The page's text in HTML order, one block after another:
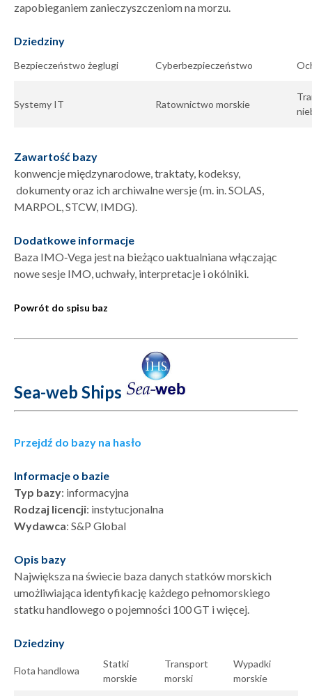
zapobieganiem zanieczyszczeniom na morzu.
Dziedziny
Bezpieczeństwo żeglugi Cyberbezpieczeństwo
Systemy IT Ratownictwo morskie
Zawartość bazy
konwencje międzynarodowe, traktaty, kodeksy,
dokumenty oraz ich archiwalne wersje (m. in. SOLAS,
MARPOL, STCW, IMDG).
Dodatkowe informacje
Baza IMO‑Vega jest na bieżąco uaktualniana włączając
nowe sesje IMO, uchwały, interpretacje i okólniki.
Powrót do spisu baz
Sea-web Ships
Przejdź do bazy na hasło
Informacje o bazie
Typ bazy: informacyjna
Rodzaj licencji: instytucjonalna
Wydawca: S&P Global
Opis bazy
Największa na świecie baza danych statków morskich
umożliwiająca identyfikację każdego pełnomorskiego
statku handlowego o pojemności 100 GT i więcej.
Dziedziny
Flota handlowa
Statki
morskie
Transport
morski
Wypadki
morskie